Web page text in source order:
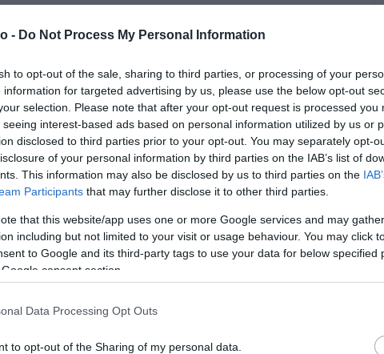
- Do Not Process My Personal Information
to opt-out of the sale, sharing to third parties, or processing of your
information for targeted advertising by us, please use the below opt-out
selection. Please note that after your opt-out request is processed you
seeing interest-based ads based on personal information utilized by us or
disclosed to third parties prior to your opt-out. You may separately opt-
of your personal information by third parties on the IAB’s list of
This information may also be disclosed by us to third parties on the
Participants that may further disclose it to other third parties.
that this website/app uses one or more Google services and may
including but not limited to your visit or usage behaviour. You may click
to Google and its third-party tags to use your data for below specified
consent section.
Data Processing Opt Outs
to opt-out of the Sharing of my personal data.
βάση των κατηγοριών κατά των νεο-ναζιστών, όπως αυτές
(βίντεο, ομιλίες, μάρτυρες και μαρτυρίες κλπ) για τον
τους χρυσαυγήτες, ας μη διαμαρτύρονται που βγαίνουν τ’
έχουν και ανάλογες συνέπειες.
δεν φτάνει για να αποκαταστήσει το κύρος της Δικαιοσύνης.
να διερευνηθεί εάν υπήρξαν παρεμβάσεις στο έργο της. Και